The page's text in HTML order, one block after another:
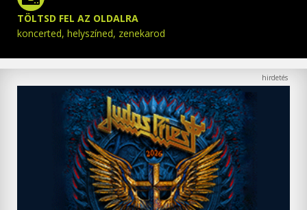
TÖLTSD FEL AZ OLDALRA
koncerted, helyszíned, zenekarod